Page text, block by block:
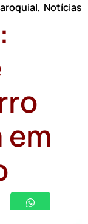
, Notícias